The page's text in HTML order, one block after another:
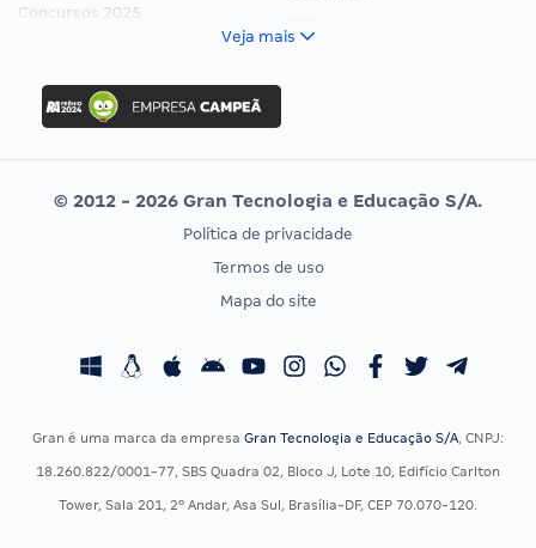
Concursos 2025
Concurso Ibama
Concurso MPU
Editais publicados
Vunesp
CONCURSOS POR PROFISSÃO
Concursos Fiscais
Concursos Saúde
EXAME DE ORDEM
Calendário OAB
Veja mais
© 2012 - 2026 Gran Tecnologia e Educação S/A.
Política de privacidade
Termos de uso
Mapa do site
Gran é uma marca da empresa Gran Tecnologia e Educação S/A, CNPJ:
18.260.822/0001-77, SBS Quadra 02, Bloco J, Lote 10, Edifício Carlton
Tower, Sala 201, 2º Andar, Asa Sul, Brasília-DF, CEP 70.070-120.